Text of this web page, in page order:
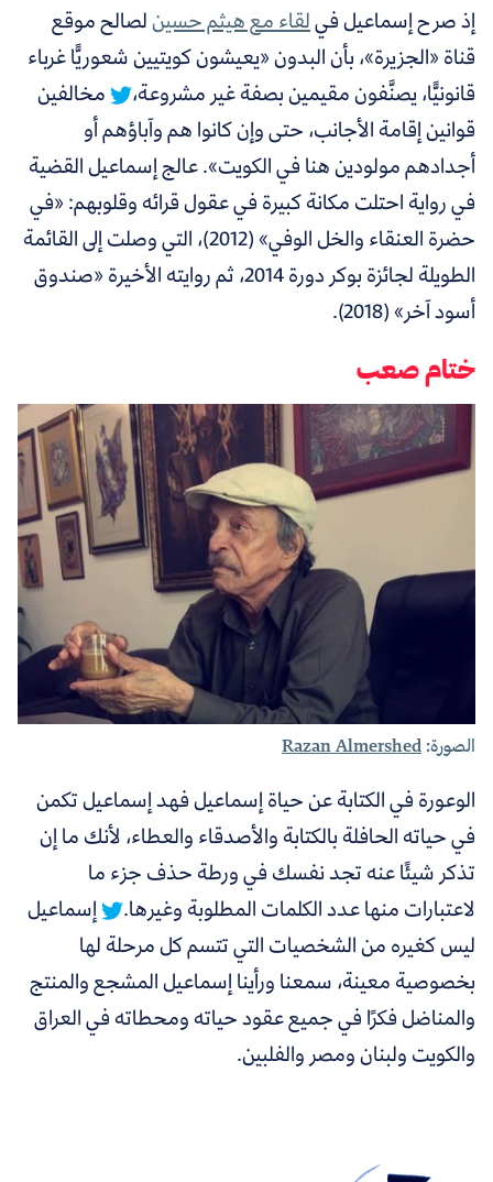
إذ صرح إسماعيل فيلقاء مع هيثم حسينلصالح موقع
قناة «الجزيرة»،بأن البدون «يعيشون كويتيين شعوريًّا غرباء
قانونيًّا، يصنَّفون مقيمين بصفة غير مشروعة،
مخالفين
قوانين إقامة الأجانب، حتى وإن كانوا هم وآباؤهم أو
أجدادهم مولودين هنا في الكويت». عالج إسماعيل القضية
في رواية احتلت مكانة كبيرة في عقول قرائه وقلوبهم: «في
حضرة العنقاء والخل الوفي» (2012)، التي وصلت إلى القائمة
الطويلة لجائزة بوكر دورة 2014، ثم روايته الأخيرة «صندوق
أسود آخر» (2018).
ختام صعب
الصورة:Razan Almershed
الوعورة في الكتابة عن حياة إسماعيل فهد إسماعيل تكمن
في حياته الحافلة بالكتابة والأصدقاء والعطاء،لأنك ما إن
تذكر شيئًا عنه تجد نفسك في ورطة حذف جزء ما
لاعتبارات منها عدد الكلمات المطلوبة وغيرها.
إسماعيل
ليس كغيره من الشخصيات التي تتسم كل مرحلة لها
بخصوصية معينة، سمعنا ورأينا إسماعيل المشجع والمنتج
والمناضل فكرًا في جميع عقود حياته ومحطاته في العراق
والكويت ولبنان ومصر والفلبين.